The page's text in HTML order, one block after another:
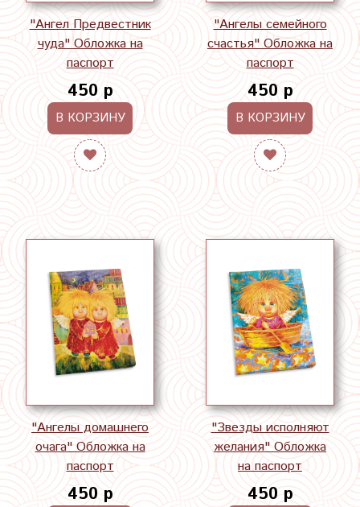
"Ангел Предвестник
чуда" Обложка на
паспорт
450 р
В КОРЗИНУ
"Ангелы семейного
счастья" Обложка на
паспорт
450 р
В КОРЗИНУ
"Ангелы домашнего
очага" Обложка на
паспорт
450 р
"Звезды исполняют
желания" Обложка
на паспорт
450 р